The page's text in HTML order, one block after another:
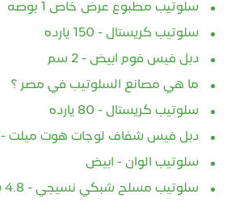
سلوتيب مطبوع عرض خاص 1 بوصه
سلوتيب كريستال - 150 يارده
دبل فيس فوم ابيض - 2 سم
ما هي مصانع السلوتيب في مصر ؟
سلوتيب كريستال - 80 يارده
دبل فيس شفاف لوجات هوت ميلت - 30 سم
سلوتيب الوان - ابيض
سلوتيب مسلح شبكي نسيجي - 4.8 سم